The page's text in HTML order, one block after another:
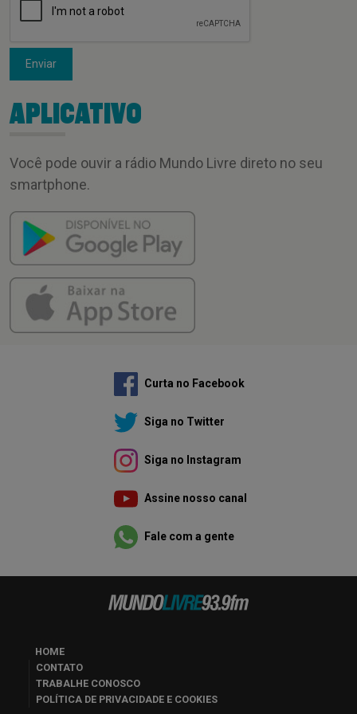
Enviar
APLICATIVO
Você pode ouvir a rádio Mundo Livre direto no seu
smartphone.
Curta no Facebook
Siga no Twitter
Siga no Instagram
Assine nosso canal
Fale com a gente
HOME
CONTATO
TRABALHE CONOSCO
POLÍTICA DE PRIVACIDADE E COOKIES